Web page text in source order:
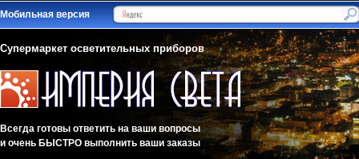
Мобильная версия
Супермаркет осветительных приборов
Всегда готовы ответить на ваши вопросы
и очень БЫСТРО выполнить ваши заказы